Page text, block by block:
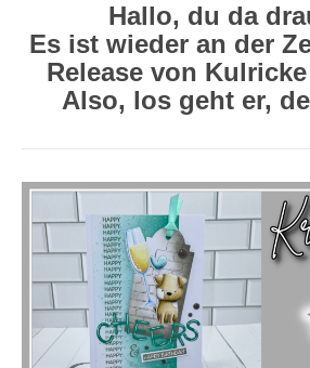
Hallo, du da
Es ist wieder an der
Release von
Also, los geht er,